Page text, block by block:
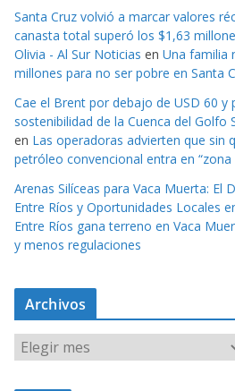
Santa Cruz volvió a marcar valores
canasta total superó los $1,63
Olivia - Al Sur Noticias en Una familia
millones para no ser pobre en Santa
Cae el Brent por debajo de USD 60 y
sostenibilidad de la Cuenca del Golfo
en Las operadoras advierten que sin
petróleo convencional entra en “zona
Arenas Silíceas para Vaca Muerta: El
Entre Ríos y Oportunidades Locales
Entre Ríos gana terreno en Vaca
y menos regulaciones
Archivos